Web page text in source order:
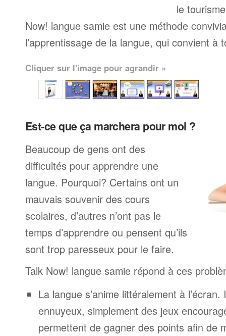
le
Now! langue samie est une méthode
l’apprentissage de la langue, qui convient à
Cliquer sur l'image pour agrandir »
Est-ce que ça marchera pour moi ?
Beaucoup de gens ont des
difficultés pour apprendre une
langue. Pourquoi? Certains ont un
mauvais souvenir des cours
scolaires, d’autres n’ont pas le
temps d’apprendre ou pensent qu’ils
sont trop paresseux pour le faire.
Talk Now! langue samie répond à ces
La langue s’anime littéralement à l’écran.
ennuyeux, simplement des jeux
permettent de gagner des points afin de